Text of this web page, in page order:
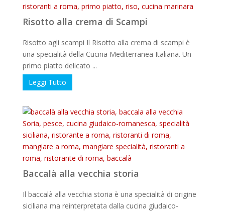
Risotto alla crema di Scampi
Risotto agli scampi Il Risotto alla crema di scampi è
una specialità della Cucina Mediterranea Italiana. Un
primo piatto delicato ...
Leggi Tutto
Baccalà alla vecchia storia
Il baccalà alla vecchia storia è una specialità di origine
siciliana ma reinterpretata dalla cucina giudaico-